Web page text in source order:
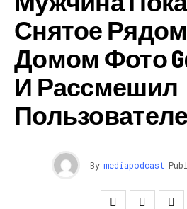
Снятое
Домом Фото
И Рассмешил
By mediapodcast